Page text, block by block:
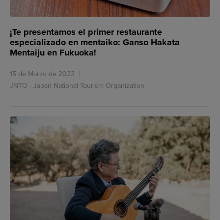
¡Te presentamos el primer restaurante
especializado en mentaiko: Ganso Hakata
Mentaiju en Fukuoka!
15 de Marzo de 2022
JNTO - Japan National Tourism Organization